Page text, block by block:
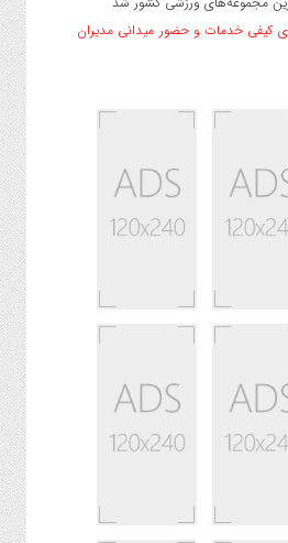
کیفی خدمات و حضور میدانی مدیران